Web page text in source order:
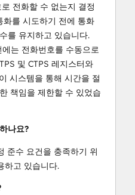
전화할 수 없는지 결정
화를 시도하기 전에 통화
를 유지하고 있습니다.
는 전화번호를 수동으로
및 CTPS 레지스터와
시스템을 통해 시간을 절
책임을 제한할 수 있었습
나요?
준수 요건을 충족하기 위
하고 있습니다.